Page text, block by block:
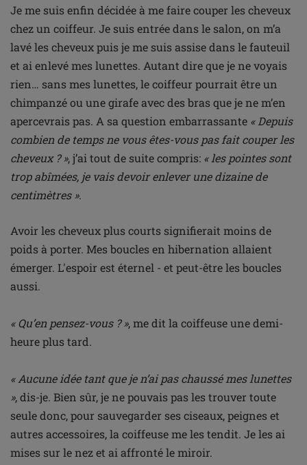
Je me suis enfin décidée à me faire couper les cheveux
chez un coiffeur. Je suis entrée dans le salon, on m’a
lavé les cheveux puis je me suis assise dans le fauteuil
et ai enlevé mes lunettes. Autant dire que je ne voyais
rien… sans mes lunettes, le coiffeur pourrait être un
chimpanzé ou une girafe avec des bras que je ne m’en
apercevrais pas. A sa question embarrassante « Depuis
combien de temps ne vous êtes-vous pas fait couper les
cheveux ? », j’ai tout de suite compris: « les pointes sont
trop abîmées, je vais devoir enlever une dizaine de
centimètres ».
Avoir les cheveux plus courts signifierait moins de
poids à porter. Mes boucles en hibernation allaient
émerger. L'espoir est éternel - et peut-être les boucles
aussi.
« Qu’en pensez-vous ? », me dit la coiffeuse une demi-
heure plus tard.
« Aucune idée tant que je n’ai pas chaussé mes lunettes
», dis-je. Bien sûr, je ne pouvais pas les trouver toute
seule donc, pour sauvegarder ses ciseaux, peignes et
autres accessoires, la coiffeuse me les tendit. Je les ai
mises sur le nez et ai affronté le miroir.